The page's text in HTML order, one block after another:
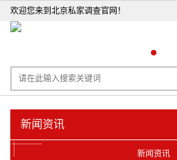
欢迎您来到北京私家调查官网！
新闻资讯
新闻资讯